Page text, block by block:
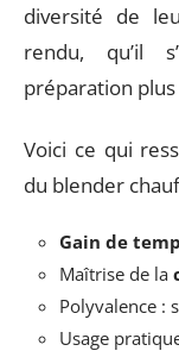
diversité de
rendu, qu’il
préparation plus
Voici ce qui
du blender
Gain de
Maîtrise de la
Polyvalence :
Usage